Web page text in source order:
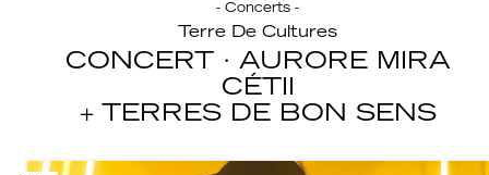
- Concerts -
Terre De Cultures
CONCERT · AURORE MIRA
CÉTII
TERRES DE BON SENS